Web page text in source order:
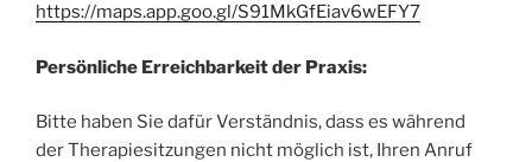
https://maps.app.goo.gl/S91MkGfEiav6wEFY7
Persönliche Erreichbarkeit der Praxis:
Bitte haben Sie dafür Verständnis, dass es während
der Therapiesitzungen nicht möglich ist, Ihren Anruf